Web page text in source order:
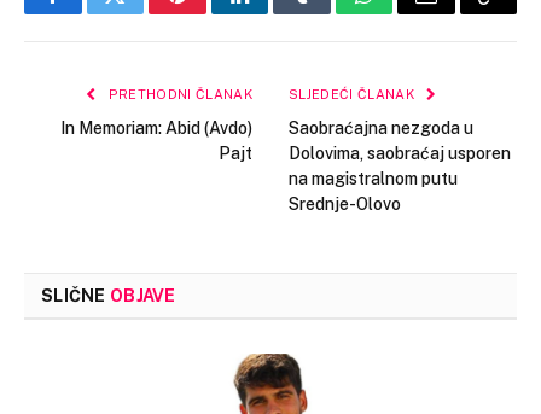
FacebookTwitterPinterestLinkedInTumblrWhatsApp
Email Copy
PRETHODNI ČLANAK
In Memoriam: Abid (Avdo)
Pajt
SLJEDEĆI ČLANAK
Saobraćajna nezgoda u
Dolovima, saobraćaj usporen
na magistralnom putu
Srednje-Olovo
SLIČNE OBJAVE